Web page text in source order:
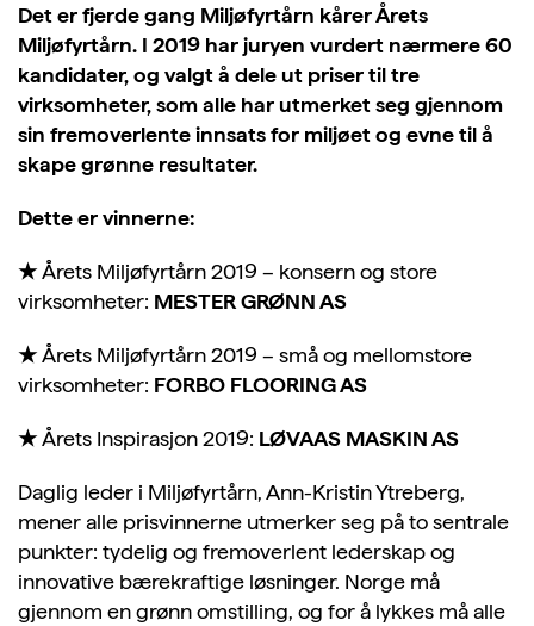
Det er fjerde gang Miljøfyrtårn kårer Årets
Miljøfyrtårn. I 2019 har juryen vurdert nærmere 60
kandidater, og valgt å dele ut priser til tre
virksomheter, som alle har utmerket seg gjennom
sin fremoverlente innsats for miljøet og evne til å
skape grønne resultater.
Dette er vinnerne:
★Årets Miljøfyrtårn 2019 – konsern og store
virksomheter: MESTER GRØNN AS
★Årets Miljøfyrtårn 2019 – små og mellomstore
virksomheter: FORBO FLOORING AS
★Årets Inspirasjon 2019: LØVAAS MASKIN AS
Daglig leder i Miljøfyrtårn, Ann-Kristin Ytreberg,
mener alle prisvinnerne utmerker seg på to sentrale
punkter: tydelig og fremoverlent lederskap og
innovative bærekraftige løsninger. Norge må
gjennom en grønn omstilling, og for å lykkes må alle